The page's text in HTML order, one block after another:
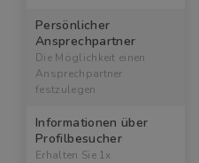
Persönlicher
Ansprechpartner
Die Möglichkeit einen
Ansprechpartner
festzulegen
Informationen über
Profilbesucher
Erhalten Sie 1x